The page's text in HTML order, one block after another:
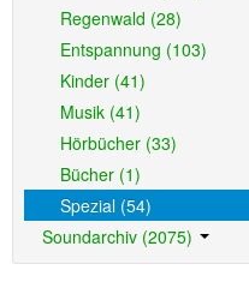
Regenwald (28)
Entspannung (103)
Kinder (41)
Musik (41)
Hörbücher (33)
Bücher (1)
Spezial (54)
Soundarchiv (2075)